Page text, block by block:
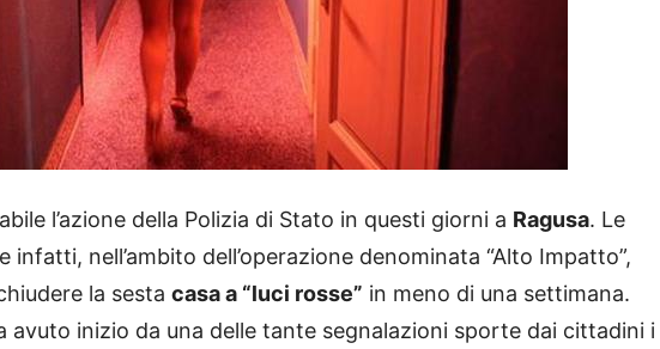
l’azione della Polizia di Stato in questi giorni a Ragusa. Le
infatti, nell’ambito dell’operazione denominata “Alto Impatto”,
la sesta casa a “luci rosse” in meno di una settimana.
avuto inizio da una delle tante segnalazioni sporte dai cittadini i